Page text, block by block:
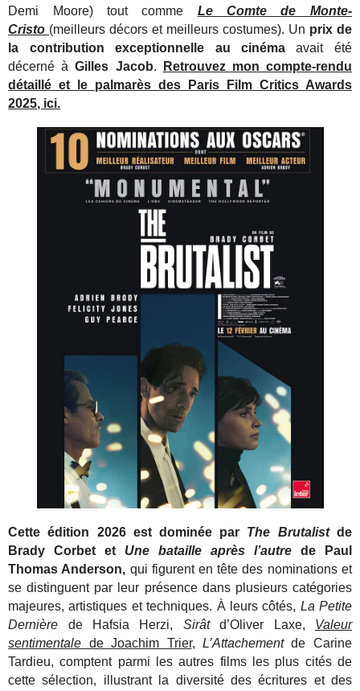
Demi Moore) tout comme Le Comte de Monte-
Cristo (meilleurs décors et meilleurs costumes). Un prix de
la contribution exceptionnelle au cinémaavait été
décerné àGilles Jacob.
Retrouvez mon compte-rendu
détaillé et le palmarès des Paris Film Critics Awards
2025, ici.
Cette édition 2026 est dominée par The Brutalist de
Brady Corbet et Une bataille après l’autrede Paul
Thomas Anderson, qui figurent en tête des nominations et
se distinguent par leur présence dans plusieurs catégories
majeures, artistiques et techniques. À leurs côtés, La Petite
Dernière de Hafsia Herzi, Sirâtd’Oliver Laxe, Valeur
sentimentale de Joachim Trier, L’Attachementde Carine
Tardieu, comptent parmi les autres films les plus cités de
cette sélection, illustrant la diversité des écritures et des